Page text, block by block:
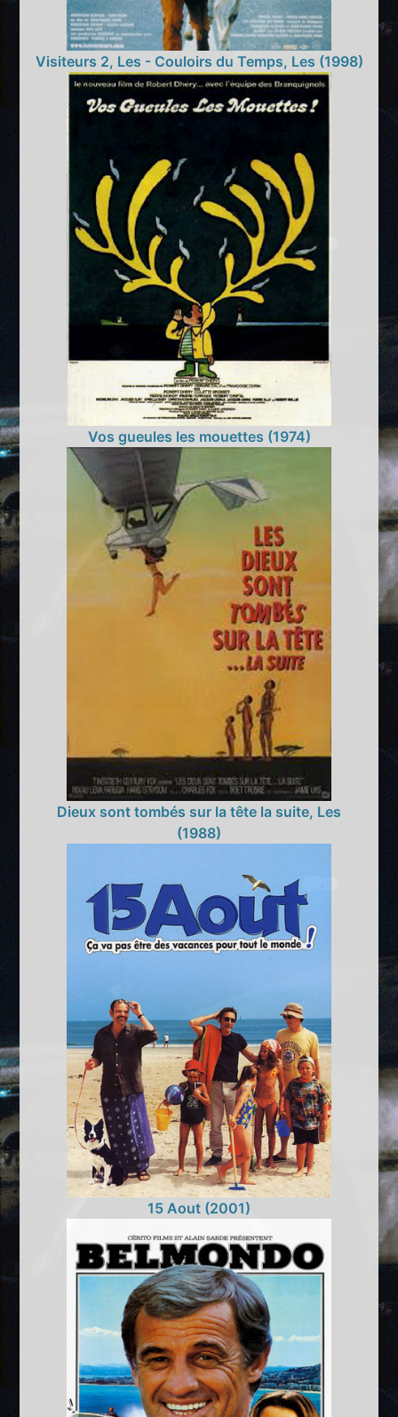
Visiteurs 2, Les - Couloirs du Temps, Les (1998)
Vos gueules les mouettes (1974)
Dieux sont tombés sur la tête la suite, Les
(1988)
15 Aout (2001)